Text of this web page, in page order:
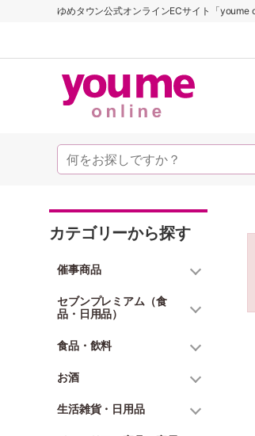
ゆめタウン公式オンラインECサイト「youme
カテゴリーから探す
催事商品
セブンプレミアム（食
品・日用品）
食品・飲料
お酒
生活雑貨・日用品